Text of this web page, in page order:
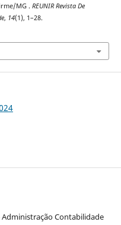
MG . REUNIR Revista De
, 14(1), 1–28.
Administração Contabilidade